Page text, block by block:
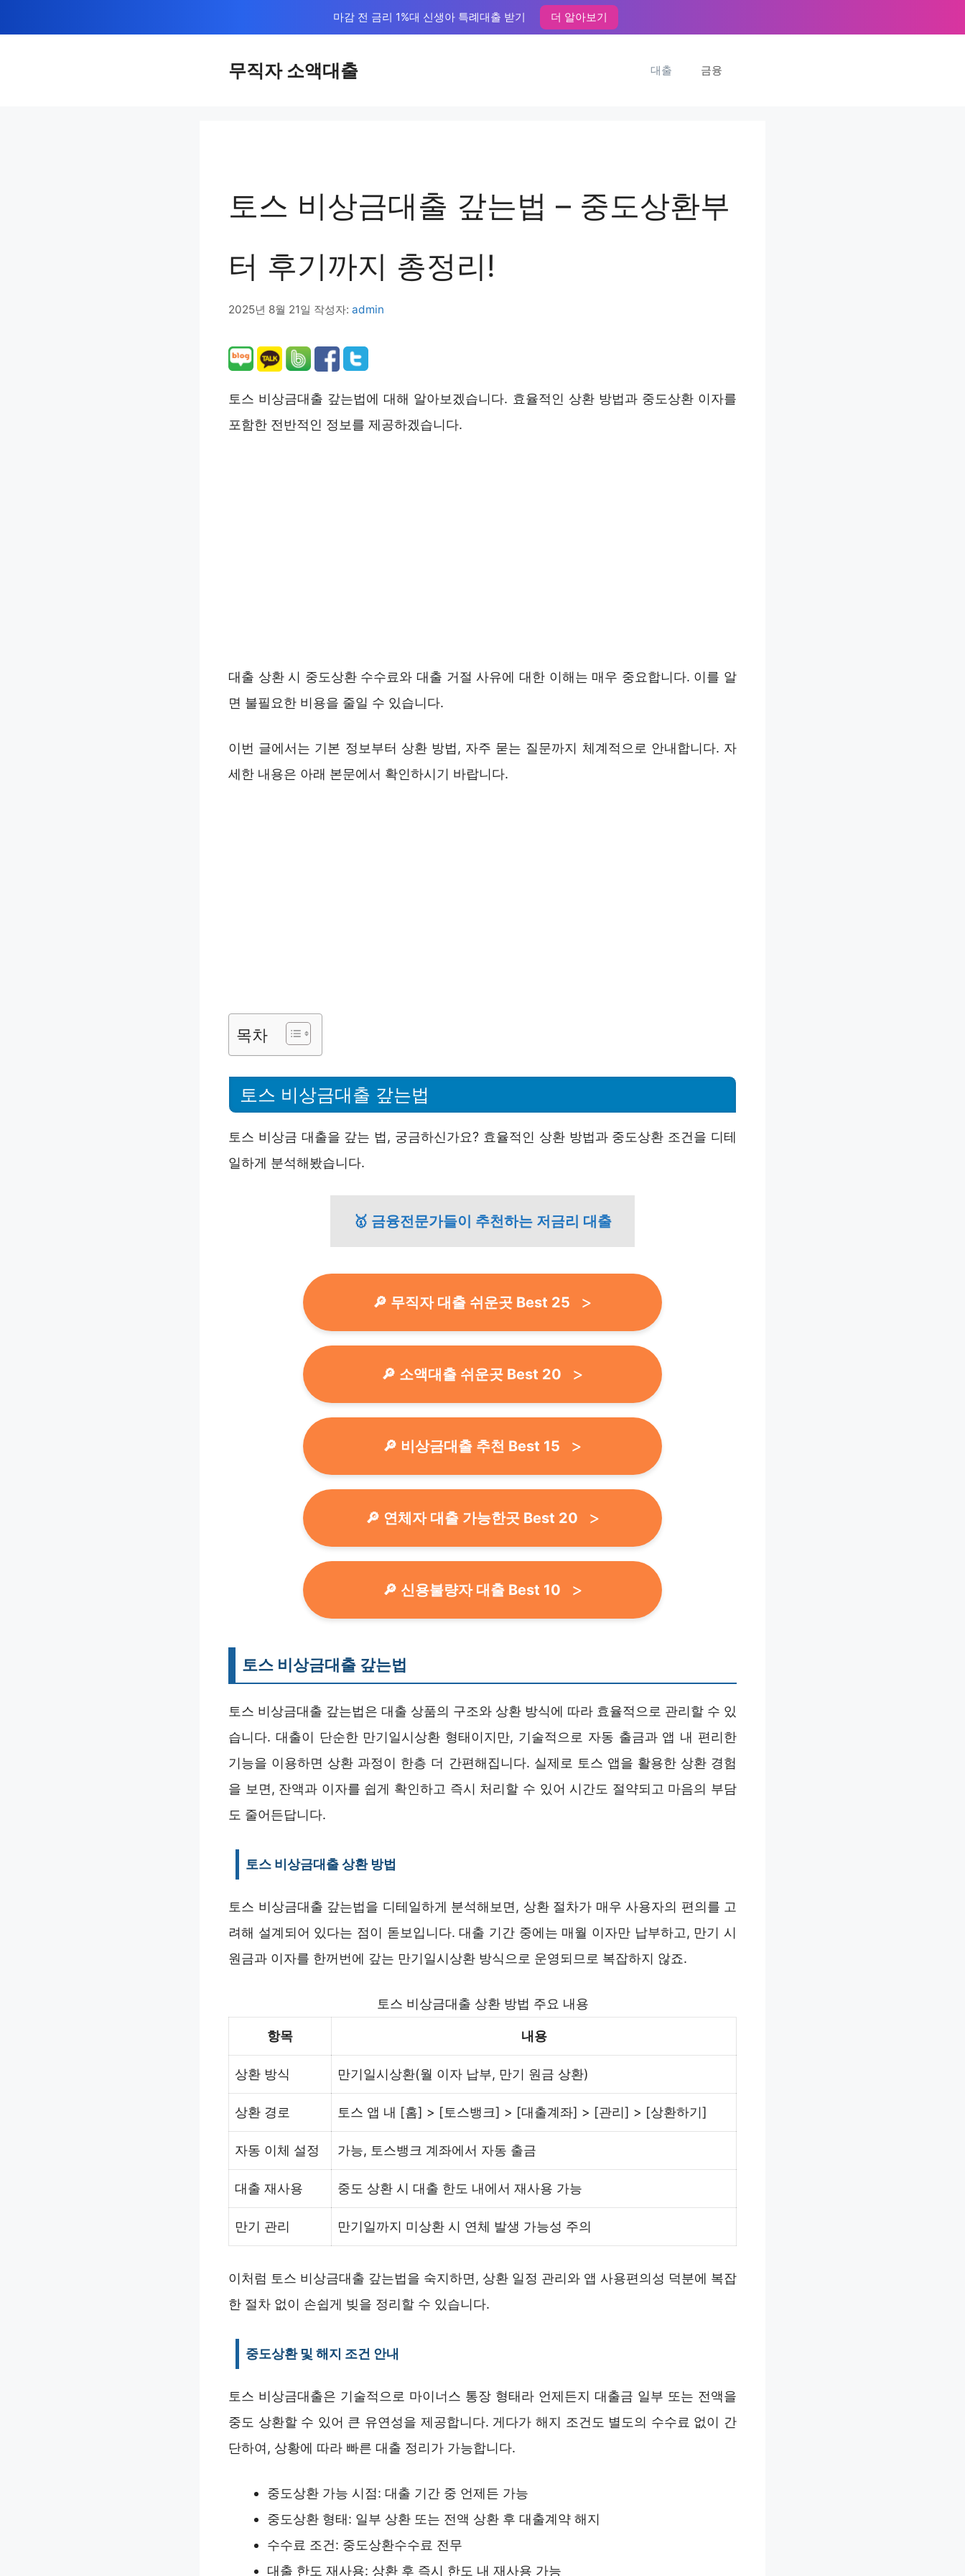
텐
마감 전 금리 1%대 신생아 특례대출 받기 더 알아보기
무직자 소액대출 대출 금융
토스 비상금대출 갚는법 – 중도상환부
터 후기까지 총정리!
2025년 8월 21일 작성자: admin
토스 비상금대출 갚는법에 대해 알아보겠습니다. 효율적인 상환 방법과 중도상환 이자를
포함한 전반적인 정보를 제공하겠습니다.
대출 상환 시 중도상환 수수료와 대출 거절 사유에 대한 이해는 매우 중요합니다. 이를 알
면 불필요한 비용을 줄일 수 있습니다.
이번 글에서는 기본 정보부터 상환 방법, 자주 묻는 질문까지 체계적으로 안내합니다. 자
세한 내용은 아래 본문에서 확인하시기 바랍니다.
목차
토스 비상금대출 갚는법
토스 비상금 대출을 갚는 법, 궁금하신가요? 효율적인 상환 방법과 중도상환 조건을 디테
일하게 분석해봤습니다.
🥇 금융전문가들이 추천하는 저금리 대출
🔎 무직자 대출 쉬운곳 Best 25
🔎 소액대출 쉬운곳 Best 20
🔎 비상금대출 추천 Best 15
🔎 연체자 대출 가능한곳 Best 20
🔎 신용불량자 대출 Best 10
토스 비상금대출 갚는법
토스 비상금대출 갚는법은 대출 상품의 구조와 상환 방식에 따라 효율적으로 관리할 수 있
습니다. 대출이 단순한 만기일시상환 형태이지만, 기술적으로 자동 출금과 앱 내 편리한
기능을 이용하면 상환 과정이 한층 더 간편해집니다. 실제로 토스 앱을 활용한 상환 경험
을 보면, 잔액과 이자를 쉽게 확인하고 즉시 처리할 수 있어 시간도 절약되고 마음의 부담
도 줄어든답니다.
토스 비상금대출 상환 방법
토스 비상금대출 갚는법을 디테일하게 분석해보면, 상환 절차가 매우 사용자의 편의를 고
려해 설계되어 있다는 점이 돋보입니다. 대출 기간 중에는 매월 이자만 납부하고, 만기 시
원금과 이자를 한꺼번에 갚는 만기일시상환 방식으로 운영되므로 복잡하지 않죠.
토스 비상금대출 상환 방법 주요 내용
항목 내용
상환 방식 만기일시상환(월 이자 납부, 만기 원금 상환)
상환 경로 토스 앱 내 [홈] > [토스뱅크] > [대출계좌] > [관리] > [상환하기]
자동 이체 설정 가능, 토스뱅크 계좌에서 자동 출금
대출 재사용 중도 상환 시 대출 한도 내에서 재사용 가능
만기 관리 만기일까지 미상환 시 연체 발생 가능성 주의
이처럼 토스 비상금대출 갚는법을 숙지하면, 상환 일정 관리와 앱 사용편의성 덕분에 복잡
한 절차 없이 손쉽게 빚을 정리할 수 있습니다.
중도상환 및 해지 조건 안내
토스 비상금대출은 기술적으로 마이너스 통장 형태라 언제든지 대출금 일부 또는 전액을
중도 상환할 수 있어 큰 유연성을 제공합니다. 게다가 해지 조건도 별도의 수수료 없이 간
단하여, 상황에 따라 빠른 대출 정리가 가능합니다.
중도상환 가능 시점: 대출 기간 중 언제든 가능
중도상환 형태: 일부 상환 또는 전액 상환 후 대출계약 해지
수수료 조건: 중도상환수수료 전무
대출 한도 재사용: 상환 후 즉시 한도 내 재사용 가능